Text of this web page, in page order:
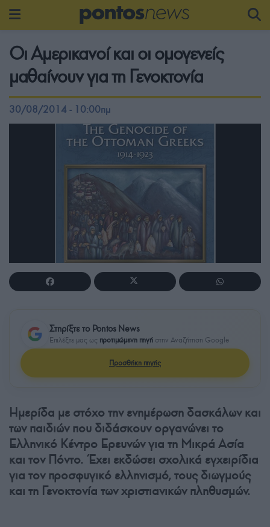
Οι Αμερικανοί και οι ομογενείς
μαθαίνουν για τη Γενοκτονία
30/08/2014 - 10:00πμ
Στηρίξτε το Pontos News
Επιλέξτε μας ως προτιμώμενη πηγή στην Αναζήτηση Google
Προσθήκη πηγής
Ημερίδα με στόχο την ενημέρωση δασκάλων και
των παιδιών που διδάσκουν οργανώνει το
Ελληνικό Κέντρο Ερευνών για τη Μικρά Ασία
και τον Πόντο. Έχει εκδώσει σχολικά εγχειρίδια
για τον προσφυγικό ελληνισμό, τους διωγμούς
και τη Γενοκτονία των χριστιανικών πληθυσμών.